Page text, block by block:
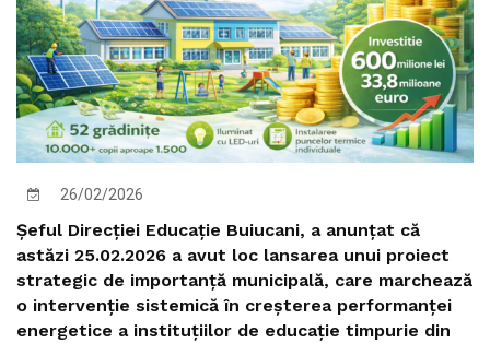
26/02/2026
Șeful Direcției Educație Buiucani, a anunțat că
astăzi 25.02.2026 a avut loc lansarea unui proiect
strategic de importanță municipală, care marchează
o intervenție sistemică în creșterea performanței
energetice a instituțiilor de educație timpurie din